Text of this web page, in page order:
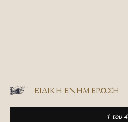
ΕΙΔΙΚΉ ΕΝΗΜΈΡΩΣΗ
1 του 4